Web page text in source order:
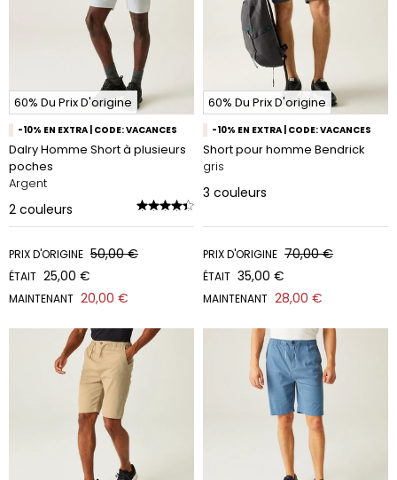
60% Du Prix D'origine
-10% EN EXTRA | CODE: VACANCES
Dalry Homme Short à plusieurs
poches
Argent
2 couleurs
PRIX D'ORIGINE 50,00 €
ÉTAIT 25,00 €
MAINTENANT 20,00 €
60% Du Prix D'origine
-10% EN EXTRA | CODE: VACANCES
Short pour homme Bendrick
gris
3 couleurs
PRIX D'ORIGINE 70,00 €
ÉTAIT 35,00 €
MAINTENANT 28,00 €